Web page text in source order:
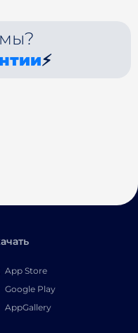
⚡
App Store
Google Play
AppGallery